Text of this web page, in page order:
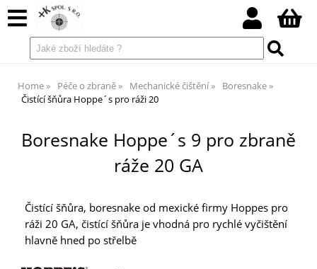
Home Péče o zbraně Mechanické čištění
Boresnake
Čistící šňůra Hoppe´s pro ráži 20
Boresnake Hoppe´s 9 pro zbraně
ráže 20 GA
Čistící šňůra, boresnake od mexické firmy Hoppes pro
ráži 20 GA, čistící šňůra je vhodná pro rychlé vyčištění
hlavně hned po střelbě